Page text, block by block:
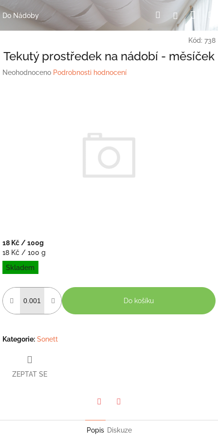
Přejít
naDo Nádoby HledatPřihlášení
Kód: 738
Tekutý prostředek na nádobí - měsíček
Průměrné
Neohodnoceno Podrobnosti hodnocení
18 Kč / 100g
Měrná
cena:
18 Kč / 100 g
Skladem
Do košíku
Kategorie: Sonett
ZEPTAT SE
Popis Diskuze